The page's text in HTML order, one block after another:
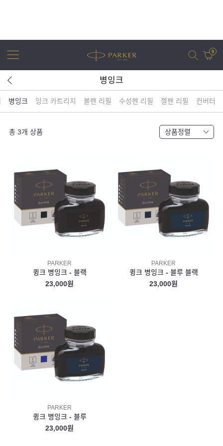
0
어번 아이엠 조터 XL 조터
병잉크
병잉크 잉크 카트리지 볼펜 리필 수성펜 리필 젤펜 리필 컨버터
총 3개 상품 상품정렬
PARKER
큉크 병잉크 - 블랙
23,000원
PARKER
큉크 병잉크 - 블루 블랙
23,000원
PARKER
큉크 병잉크 - 블루
23,000원